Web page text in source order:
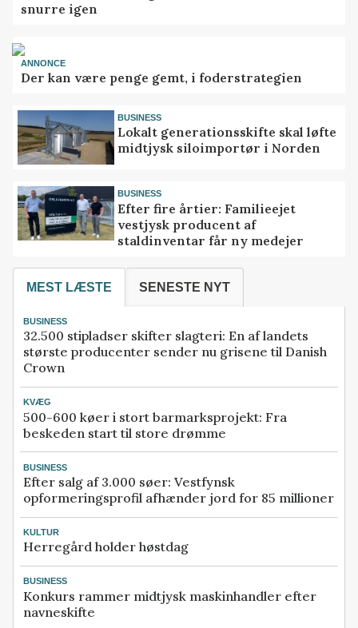
snurre igen
ANNONCE
Der kan være penge gemt, i foderstrategien
BUSINESS
Lokalt generationsskifte skal løfte
midtjysk siloimportør i Norden
BUSINESS
Efter fire årtier: Familieejet
vestjysk producent af
staldinventar får ny medejer
MEST LÆSTE SENESTE NYT
BUSINESS
32.500 stipladser skifter slagteri: En af landets
største producenter sender nu grisene til Danish
Crown
KVÆG
500-600 køer i stort barmarksprojekt: Fra
beskeden start til store drømme
BUSINESS
Efter salg af 3.000 søer: Vestfynsk
opformeringsprofil afhænder jord for 85 millioner
KULTUR
Herregård holder høstdag
BUSINESS
Konkurs rammer midtjysk maskinhandler efter
navneskifte